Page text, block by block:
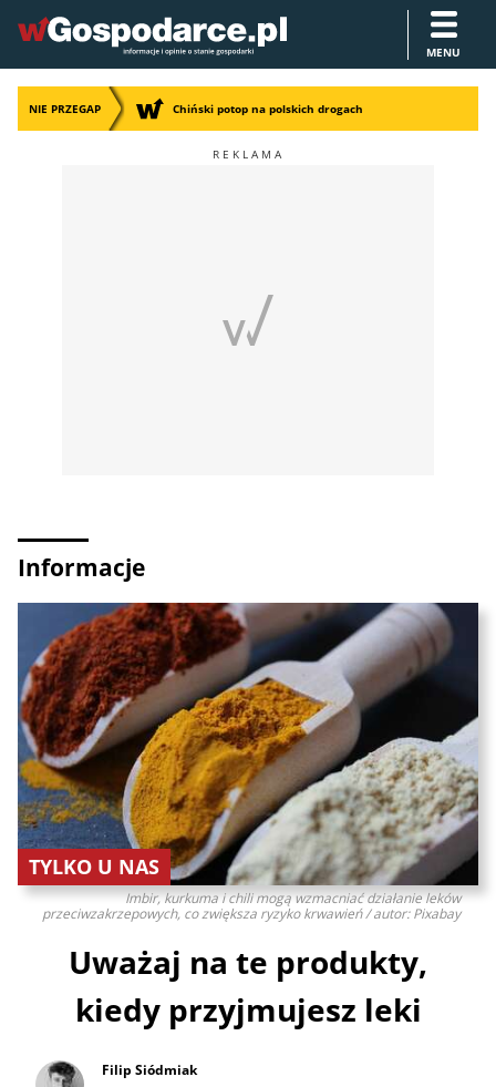
MENU
NIE PRZEGAP Chiński potop na polskich drogach
Informacje
Imbir, kurkuma i chili mogą wzmacniać działanie leków
przeciwzakrzepowych, co zwiększa ryzyko krwawień / autor: Pixabay
TYLKO U NAS
Uważaj na te produkty,
kiedy przyjmujesz leki
Filip Siódmiak